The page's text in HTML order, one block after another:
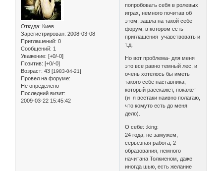
Откуда: Киев
Зарегистрирован: 2008-03-08
Приглашений: 0
Сообщений: 1
Уважение: [+0/-0]
Позитив: [+0/-0]
Возраст: 43 [1983-04-21]
Провел на форуме:
Не определено
Последний визит:
2009-03-22 15:45:42
попробовать себя в ролевых
играх, немного почитав об
этом, зашла на такой себе
форум, в котором есть
приглашения учавствовать и
т.д.
Но вот проблема- для меня
это все равно темный лес, и
очень хотелось бы иметь
такого себе наставника,
который расскажет, покажет
(и я всетаки наивно полагаю,
что комуто есть до меня
дело).
О себе: :king:
24 года, не замужем,
серьезная работа, 2
образования, немного
начитана Толкиеном, даже
иногда шью, есть желание